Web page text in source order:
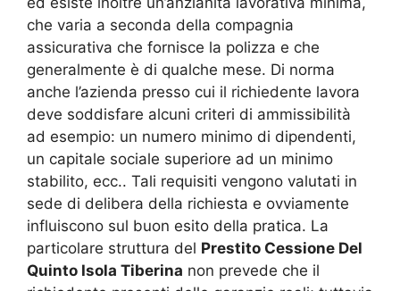
che varia a seconda della compagnia
assicurativa che fornisce la polizza e che
generalmente è di qualche mese. Di norma
anche l’azienda presso cui il richiedente lavora
deve soddisfare alcuni criteri di ammissibilità
ad esempio: un numero minimo di dipendenti,
un capitale sociale superiore ad un minimo
stabilito, ecc.. Tali requisiti vengono valutati in
sede di delibera della richiesta e ovviamente
influiscono sul buon esito della pratica. La
particolare struttura del Prestito Cessione Del
Quinto Isola Tiberina non prevede che il